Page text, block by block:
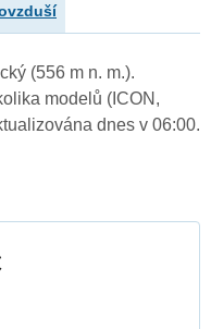
(556 m n. m.).
modelů (ICON,
dnes v 06:00.